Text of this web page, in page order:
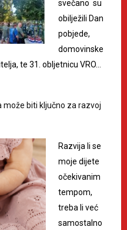
svečano su
obilježili Dan
pobjede,
domovinske
te 31. obljetnicu VRO…
može biti ključno za razvoj
Razvija li se
moje dijete
očekivanim
tempom,
treba li već
samostalno